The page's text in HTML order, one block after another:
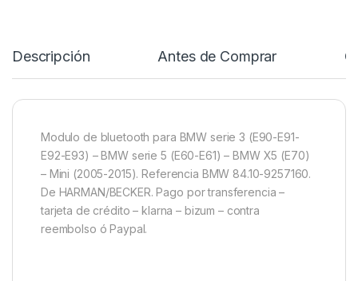
Descripción Antes de Comprar
Modulo de bluetooth para BMW serie 3 (E90-E91-
E92-E93) – BMW serie 5 (E60-E61) – BMW X5 (E70)
– Mini (2005-2015). Referencia BMW 84.10-9257160.
De HARMAN/BECKER. Pago por transferencia –
tarjeta de crédito – klarna – bizum – contra
reembolso ó Paypal.